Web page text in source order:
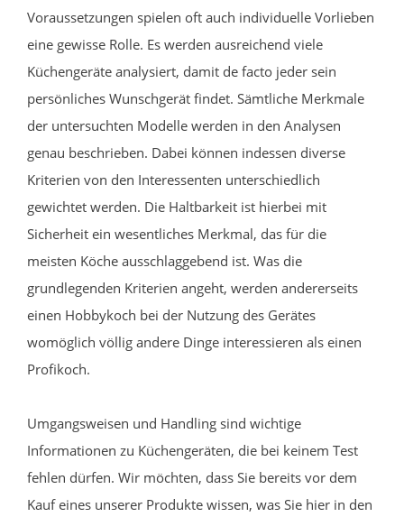
Voraussetzungen spielen oft auch individuelle Vorlieben
eine gewisse Rolle. Es werden ausreichend viele
Küchengeräte analysiert, damit de facto jeder sein
persönliches Wunschgerät findet. Sämtliche Merkmale
der untersuchten Modelle werden in den Analysen
genau beschrieben. Dabei können indessen diverse
Kriterien von den Interessenten unterschiedlich
gewichtet werden. Die Haltbarkeit ist hierbei mit
Sicherheit ein wesentliches Merkmal, das für die
meisten Köche ausschlaggebend ist. Was die
grundlegenden Kriterien angeht, werden andererseits
einen Hobbykoch bei der Nutzung des Gerätes
womöglich völlig andere Dinge interessieren als einen
Profikoch.
Umgangsweisen und Handling sind wichtige
Informationen zu Küchengeräten, die bei keinem Test
fehlen dürfen. Wir möchten, dass Sie bereits vor dem
Kauf eines unserer Produkte wissen, was Sie hier in den